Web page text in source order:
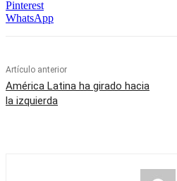
Pinterest
WhatsApp
Artículo anterior
América Latina ha girado hacia
la izquierda